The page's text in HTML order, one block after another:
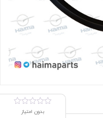
بدون امتیاز